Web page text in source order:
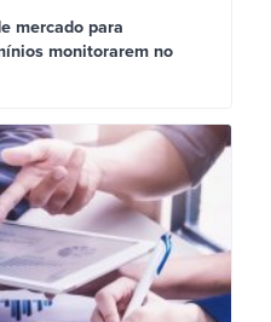
mercado para
monitorarem no